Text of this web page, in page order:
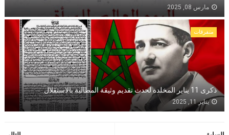
مارس 08, 2025
متفرقات
ذكرى 11 يناير المخلدة لحدث تقديم وثيقة المطالبة بالاستقلال
يناير 11, 2025